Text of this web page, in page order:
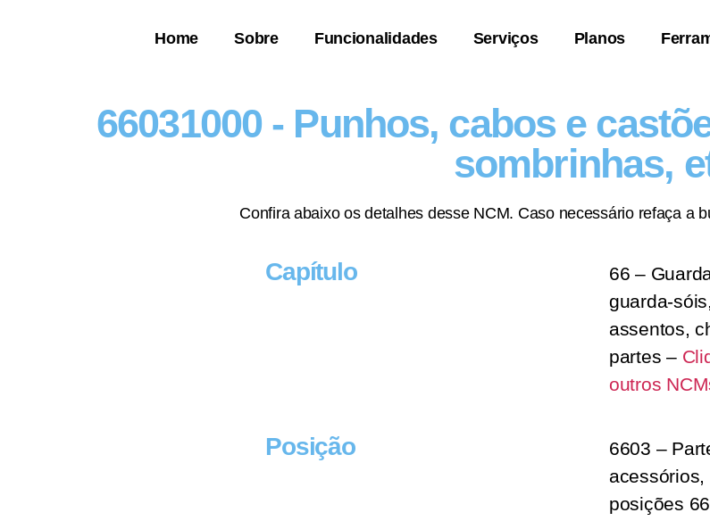
Home Sobre Funcionalidades Serviços Planos
66031000 - Punhos, cabos e
sombrinhas,
Confira abaixo os detalhes desse NCM. Caso necessário refaça a
Capítulo
66 –
guarda-
assentos,
partes –
outros
Posição
6603 –
posições